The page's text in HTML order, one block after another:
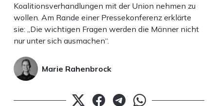
Koalitionsverhandlungen mit der Union nehmen zu
wollen. Am Rande einer Pressekonferenz erklärte
sie: „Die wichtigen Fragen werden die Männer nicht
nur unter sich ausmachen“.
Marie Rahenbrock